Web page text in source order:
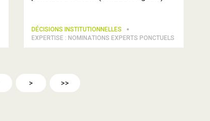
DÉCISIONS INSTITUTIONNELLES
EXPERTISE : NOMINATIONS EXPERTS PONCTUELS
> >>